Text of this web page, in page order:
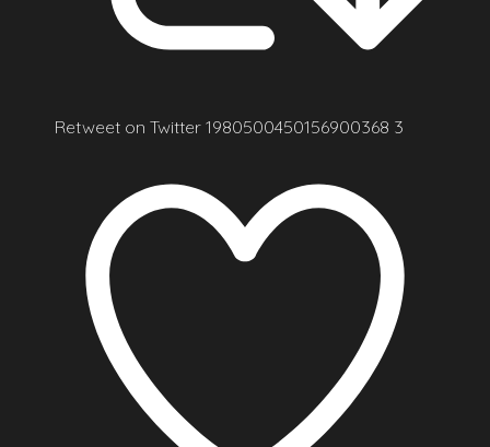
Retweet on Twitter 1980500450156900368 3